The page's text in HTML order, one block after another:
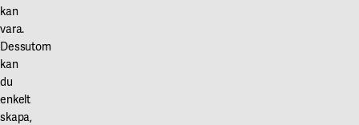
kan
vara.
Dessutom
kan
du
enkelt
skapa,